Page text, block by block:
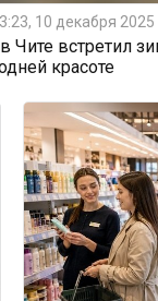
10 декабря 2025
встретил
красоте